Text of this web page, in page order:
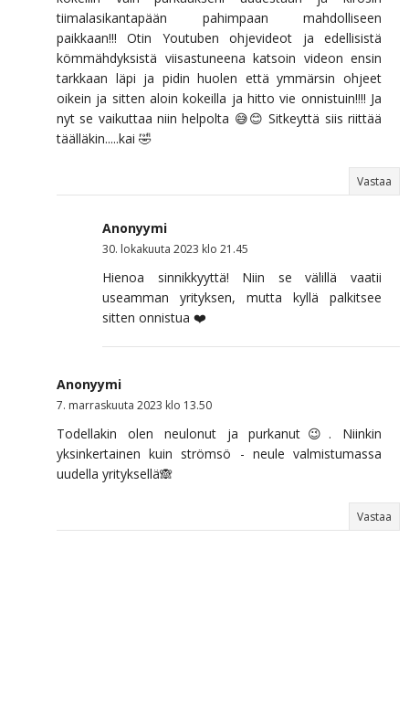
tiimalasikantapään pahimpaan mahdolliseen
paikkaan!!! Otin Youtuben ohjevideot ja edellisistä
kömmähdyksistä viisastuneena katsoin videon ensin
tarkkaan läpi ja pidin huolen että ymmärsin ohjeet
oikein ja sitten aloin kokeilla ja hitto vie onnistuin!!!! Ja
nyt se vaikuttaa niin helpolta 😅😊 Sitkeyttä siis riittää
täälläkin.....kai 🤣
Vastaa
Anonyymi
30. lokakuuta 2023 klo 21.45
Hienoa sinnikkyyttä! Niin se välillä vaatii
useamman yrityksen, mutta kyllä palkitsee
sitten onnistua ❤️
Anonyymi
7. marraskuuta 2023 klo 13.50
Todellakin olen neulonut ja purkanut😉. Niinkin
yksinkertainen kuin strömsö - neule valmistumassa
uudella yrityksellä🙈
Vastaa